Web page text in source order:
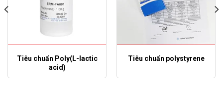
Tiêu chuẩn Poly(L-lactic
acid)
Tiêu chuẩn polystyrene